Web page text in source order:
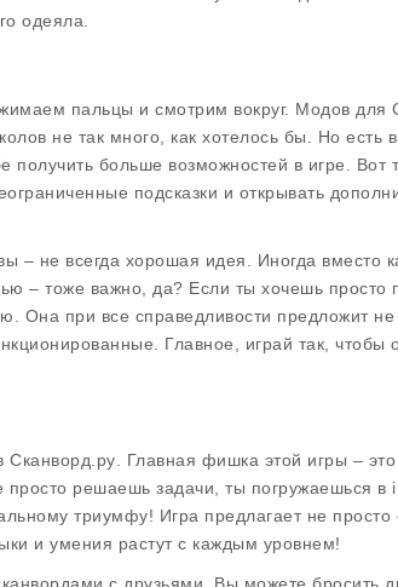
одеяла.
пальцы и смотрим вокруг. Модов для
не так много, как хотелось бы. Но есть
получить больше возможностей в игре. Вот
подсказки и открывать
– не всегда хорошая идея. Иногда вместо
– тоже важно, да? Если ты хочешь просто
Она при все справедливости предложит
Главное, играй так, чтобы
Сканворд.ру . Главная фишка этой игры –
решаешь задачи, ты погружаешься в
триумфу! Игра предлагает не просто
и умения растут с каждым уровнем!